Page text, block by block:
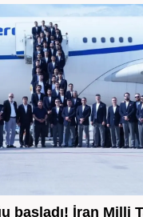
başladı! İran Milli